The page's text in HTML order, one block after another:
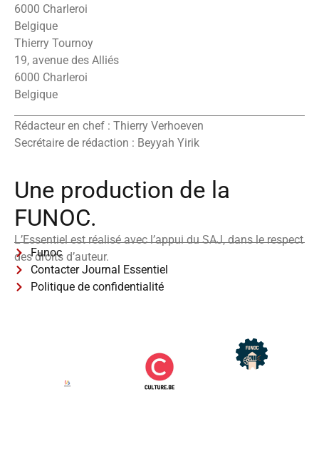
6000 Charleroi
Belgique
Thierry Tournoy
19, avenue des Alliés
6000 Charleroi
Belgique
Rédacteur en chef : Thierry Verhoeven
Secrétaire de rédaction : Beyyah Yirik
Une production de la
FUNOC.
L’Essentiel est réalisé avec l’appui du SAJ, dans le respect
des droits d’auteur.
Funoc
Contacter Journal Essentiel
Politique de confidentialité